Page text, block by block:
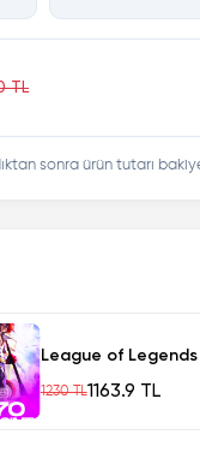
TL
sonra ürün tutarı
League of Legends
1230 TL1163.9 TL